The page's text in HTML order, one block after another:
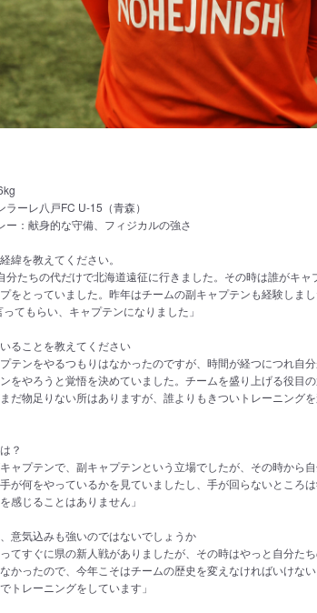
ーレ八戸FC U-15（青森）
ー：献身的な守備、フィジカルの強さ
緯を教えてください。
分たちの代だけで北海道遠征に行きました。その時は誰がキ
をとっていました。昨年はチームの副キャプテンも経験しま
てもらい、キャプテンになりました」
ることを教えてください
プテンをやるつもりはなかったのですが、時間が経つにつれ自
をやろうと覚悟を決めていました。チームを盛り上げる役目
だ物足りない所はありますが、誰よりもきついトレーニング
？
キャプテンで、副キャプテンという立場でしたが、その時から
が何をやっているかを見ていましたし、手が回らないところ
感じることはありません」
意気込みも強いのではないでしょうか
てすぐに県の新人戦がありましたが、その時はやっと自分た
かったので、今年こそはチームの歴史を変えなければいけな
トレーニングをしています」